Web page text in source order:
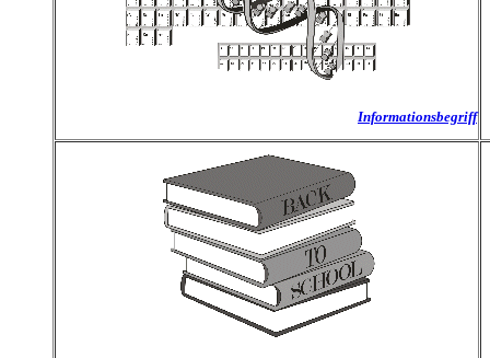
Informationsbegriff